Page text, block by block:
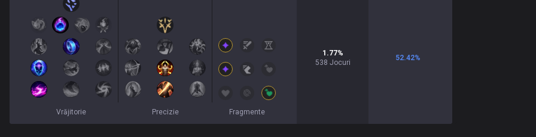
Vrăjitorie Precizie Fragmente
1.77%
538 Jocuri
52.42%